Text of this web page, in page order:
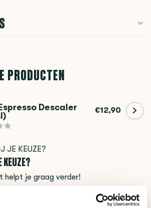
PRODUCTEN
Descaler
€12,90
helpt je graag verder!